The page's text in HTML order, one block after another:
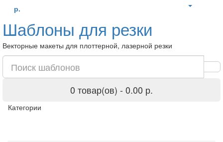
р.
Шаблоны для резки
Векторные макеты для плоттерной, лазерной резки
0 товар(ов) - 0.00 р.
Категории